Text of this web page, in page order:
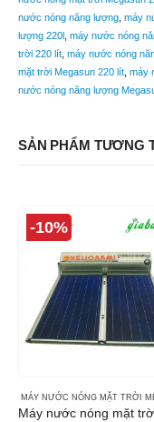
nước nóng năng lượng, máy
lượng 220l , máy nước nóng
trời 220 lít, máy nước nóng
mặt trời Megasun 220 lít, máy
nước nóng năng lượng
SẢN PHẨM TƯƠNG
,MÁY NƯỚC NÓNG THÁI
-10%
MÁY NƯỚC NÓNG MẶT TRỜI